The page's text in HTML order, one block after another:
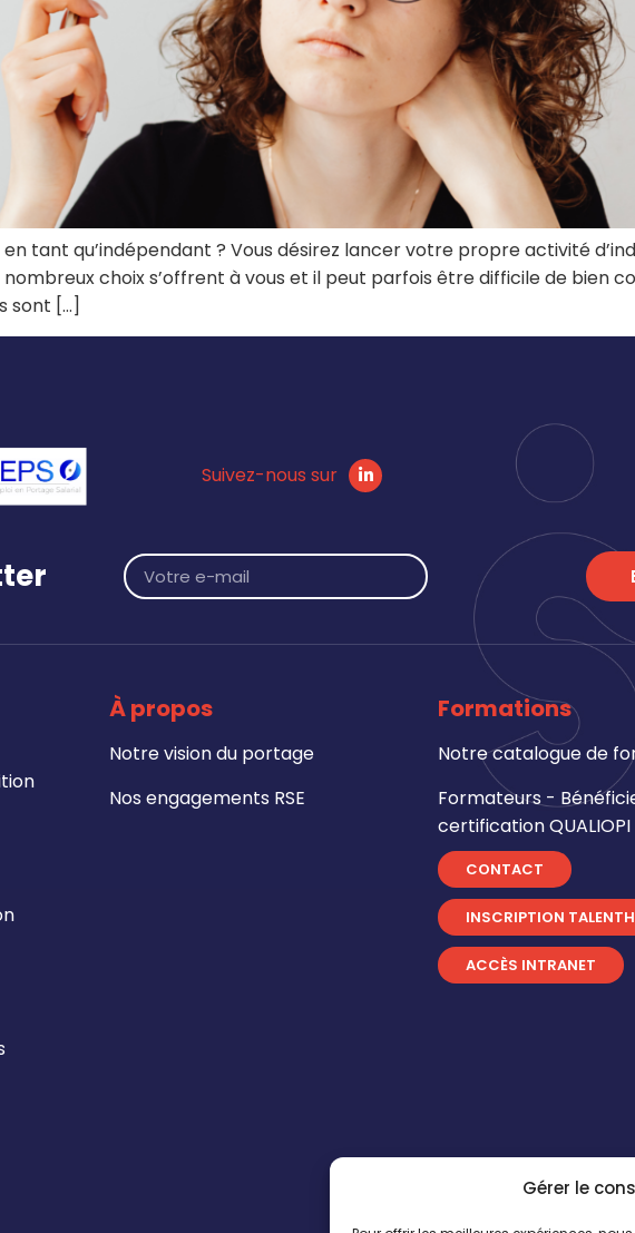
Gérer le
tant qu’indépendant ? Vous désirez lancer votre propre activité
choix s’offrent à vous et il peut parfois être difficile de bien
sont […]
Suivez-nous sur
À propos
Notre vision du portage
Nos engagements RSE
Formations
Notre catalogue de
Formateurs -
certification QUALIOPI
CONTACT
INSCRIPTION
ACCÈS INTRANET